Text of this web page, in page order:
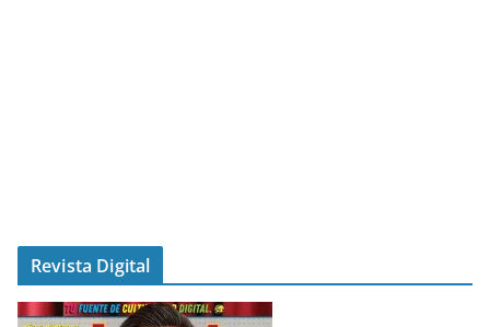
Revista Digital